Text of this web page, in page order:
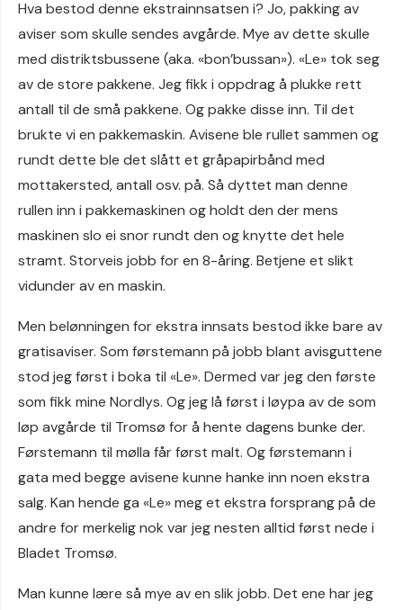
Hva bestod denne ekstrainnsatsen i? Jo, pakking av
aviser som skulle sendes avgårde. Mye av dette skulle
med distriktsbussene (aka. «bon’bussan»). «Le» tok seg
av de store pakkene. Jeg fikk i oppdrag å plukke rett
antall til de små pakkene. Og pakke disse inn. Til det
brukte vi en pakkemaskin. Avisene ble rullet sammen og
rundt dette ble det slått et gråpapirbånd med
mottakersted, antall osv. på. Så dyttet man denne
rullen inn i pakkemaskinen og holdt den der mens
maskinen slo ei snor rundt den og knytte det hele
stramt. Storveis jobb for en 8-åring. Betjene et slikt
vidunder av en maskin.
Men belønningen for ekstra innsats bestod ikke bare av
gratisaviser. Som førstemann på jobb blant avisguttene
stod jeg først i boka til «Le». Dermed var jeg den første
som fikk mine Nordlys. Og jeg lå først i løypa av de som
løp avgårde til Tromsø for å hente dagens bunke der.
Førstemann til mølla får først malt. Og førstemann i
gata med begge avisene kunne hanke inn noen ekstra
salg. Kan hende ga «Le» meg et ekstra forsprang på de
andre for merkelig nok var jeg nesten alltid først nede i
Bladet Tromsø.
Man kunne lære så mye av en slik jobb. Det ene har jeg